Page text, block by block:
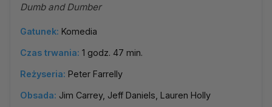
Dumb and Dumber
Gatunek: Komedia
Czas trwania: 1 godz. 47 min.
Reżyseria: Peter Farrelly
Obsada: Jim Carrey, Jeff Daniels, Lauren Holly